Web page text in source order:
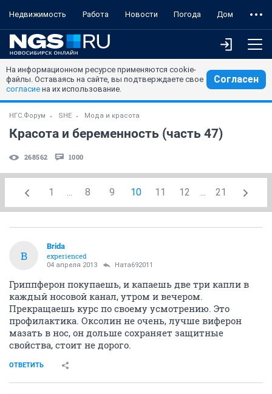
Недвижимость Работа Новости Погода Дом
На информационном ресурсе применяются cookie-
файлы. Оставаясь на сайте, вы подтверждаете свое
согласие на их использование.
Согласен
НГС.Форум SHE Мода и красота
Красота и беременность (часть 47)
268562 1000
1 ... 8 9 10 11 12 ... 21
B
Brida
experienced
04 апреля 2013 Ната692011
Гриппферон покупаешь, и капаешь две три капли в
каждый носовой канал, утром и вечером.
Прекращаешь курс по своему усмотрению. Это
профилактика. Оксолин не очень, лучше виферон
мазать в нос, он дольше сохраняет защитные
свойства, стоит не дорого.
ОТВЕТИТЬ